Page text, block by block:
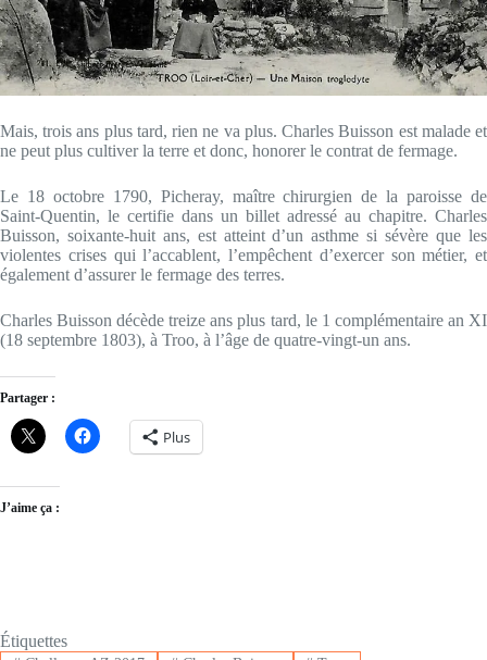
Mais, trois ans plus tard, rien ne va plus. Charles Buisson est malade et
ne peut plus cultiver la terre et donc, honorer le contrat de fermage.
Le 18 octobre 1790, Picheray, maître chirurgien de la paroisse de
Saint-Quentin, le certifie dans un billet adressé au chapitre. Charles
Buisson, soixante-huit ans, est atteint d’un asthme si sévère que les
violentes crises qui l’accablent, l’empêchent d’exercer son métier, et
également d’assurer le fermage des terres.
Charles Buisson décède treize ans plus tard, le 1 complémentaire an XI
(18 septembre 1803), à Troo, à l’âge de quatre-vingt-un ans.
Partager :
Plus
J’aime ça :
Étiquettes